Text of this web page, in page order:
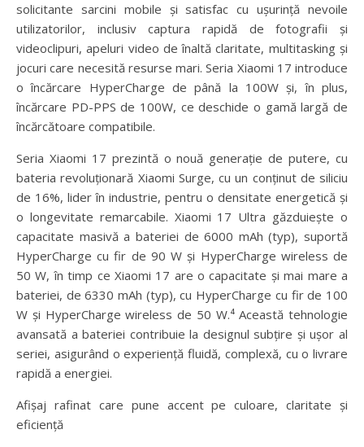
solicitante sarcini mobile și satisfac cu ușurință nevoile
utilizatorilor, inclusiv captura rapidă de fotografii și
videoclipuri, apeluri video de înaltă claritate, multitasking și
jocuri care necesită resurse mari. Seria Xiaomi 17 introduce
o încărcare HyperCharge de până la 100W și, în plus,
încărcare PD-PPS de 100W, ce deschide o gamă largă de
încărcătoare compatibile.
Seria Xiaomi 17 prezintă o nouă generație de putere, cu
bateria revoluționară Xiaomi Surge, cu un conținut de siliciu
de 16%, lider în industrie, pentru o densitate energetică și
o longevitate remarcabile. Xiaomi 17 Ultra găzduiește o
capacitate masivă a bateriei de 6000 mAh (typ), suportă
HyperCharge cu fir de 90 W și HyperCharge wireless de
50 W, în timp ce Xiaomi 17 are o capacitate și mai mare a
bateriei, de 6330 mAh (typ), cu HyperCharge cu fir de 100
W și HyperCharge wireless de 50 W.⁴ Această tehnologie
avansată a bateriei contribuie la designul subțire și ușor al
seriei, asigurând o experiență fluidă, complexă, cu o livrare
rapidă a energiei.
Afișaj rafinat care pune accent pe culoare, claritate și
eficiență